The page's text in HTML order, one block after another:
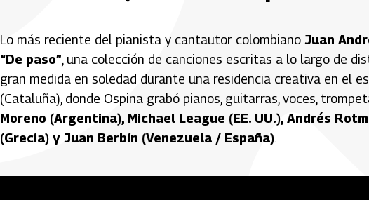
Lo más reciente del pianista y cantautor colombiano Juan
“De paso” , una colección de canciones escritas a lo largo de
gran medida en soledad durante una residencia creativa en el
(Cataluña), donde Ospina grabó pianos, guitarras, voces,
Moreno (Argentina), Michael League (EE. UU.), Andrés
(Grecia) y Juan Berbín (Venezuela / España).